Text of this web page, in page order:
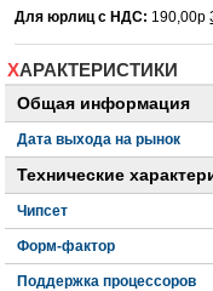
Для юрлиц с НДС: 190,00р
ХАРАКТЕРИСТИКИ
Общая информация
Дата выхода на рынок
Технические
Чипсет
Форм-фактор
Поддержка процессоров